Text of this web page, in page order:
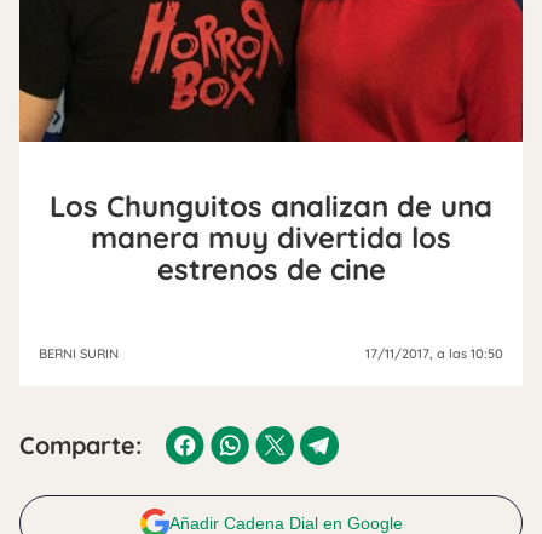
Los Chunguitos analizan de una
manera muy divertida los
estrenos de cine
BERNI SURIN 17/11/2017 , a las 10:50
Comparte:
Añadir Cadena Dial en Google